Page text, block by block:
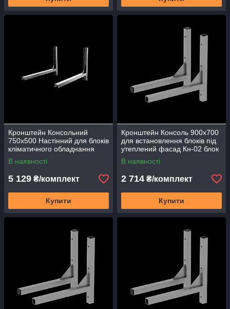
Кронштейн Консольний
750х500 Настінний для блоків
кліматичного обладнання
систем VRV під утеплений
фасад Кн-03
В наявності
5 129 ₴/комплект
Купити
Кронштейн Консоль 900х700
для встановлення блоків під
утеплений фасад Кн-02 блок
системи VRV 18,12,24
В наявності
2 714 ₴/комплект
Купити